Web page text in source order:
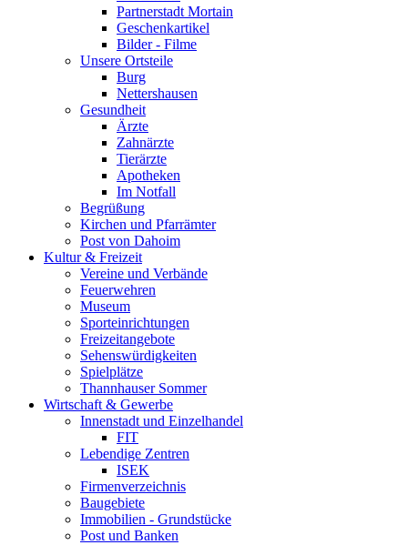
Partnerstadt Mortain
Geschenkartikel
Bilder - Filme
Unsere Ortsteile
Burg
Nettershausen
Gesundheit
Ärzte
Zahnärzte
Tierärzte
Apotheken
Im Notfall
Begrüßung
Kirchen und Pfarrämter
Post von Dahoim
Kultur & Freizeit
Vereine und Verbände
Feuerwehren
Museum
Sporteinrichtungen
Freizeitangebote
Sehenswürdigkeiten
Spielplätze
Thannhauser Sommer
Wirtschaft & Gewerbe
Innenstadt und Einzelhandel
FIT
Lebendige Zentren
ISEK
Firmenverzeichnis
Baugebiete
Immobilien - Grundstücke
Post und Banken